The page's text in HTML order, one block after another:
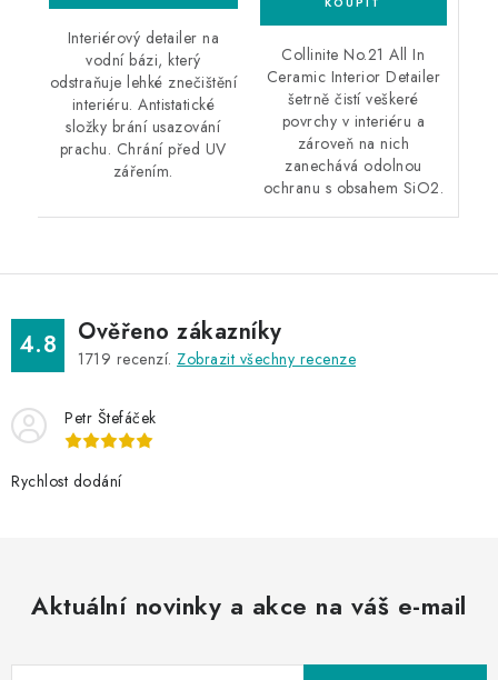
Interiérový detailer na
vodní bázi, který
odstraňuje lehké znečištění
interiéru. Antistatické
složky brání usazování
prachu. Chrání před UV
zářením.
Collinite No.21 All In
Ceramic Interior Detailer
šetrně čistí veškeré
povrchy v interiéru a
zároveň na nich
zanechává odolnou
ochranu s obsahem SiO2.
4.8 Ověřeno zákazníky
1719 recenzí. Zobrazit všechny recenze
Petr Štefáček
Rychlost dodání
Aktuální novinky a akce na váš e-mail